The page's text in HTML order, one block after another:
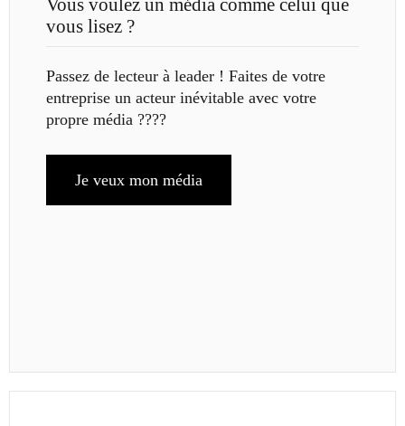
Vous voulez un média comme celui que
vous lisez ?
Passez de lecteur à leader ! Faites de votre
entreprise un acteur inévitable avec votre
propre média ????
Je veux mon média